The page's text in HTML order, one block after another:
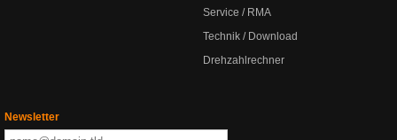
Service / RMA
Technik / Download
Drehzahlrechner
Newsletter